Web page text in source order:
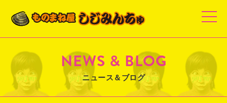
t
o
g
e
v
i
g
a
NEWS & BLOG
ニュース＆ブログ